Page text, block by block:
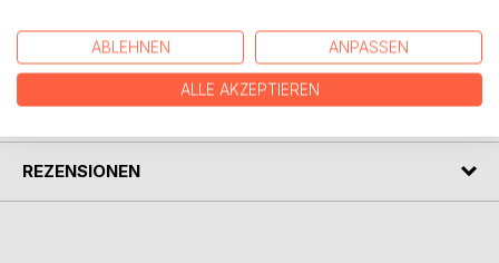
AUTOR/IN
PRESSESTIMMEN
REZENSIONEN
ABLEHNEN ANPASSEN
ALLE AKZEPTIEREN